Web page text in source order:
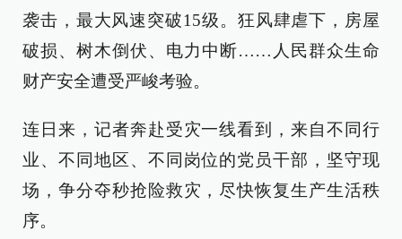
袭击，最大风速突破15级。狂风肆虐下，房屋
破损、树木倒伏、电力中断……人民群众生命
财产安全遭受严峻考验。
连日来，记者奔赴受灾一线看到，来自不同行
业、不同地区、不同岗位的党员干部，坚守现
场，争分夺秒抢险救灾，尽快恢复生产生活秩
序。